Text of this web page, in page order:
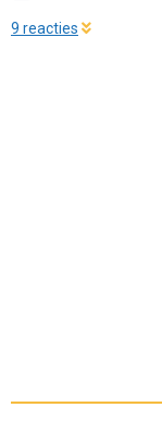
9 reacties